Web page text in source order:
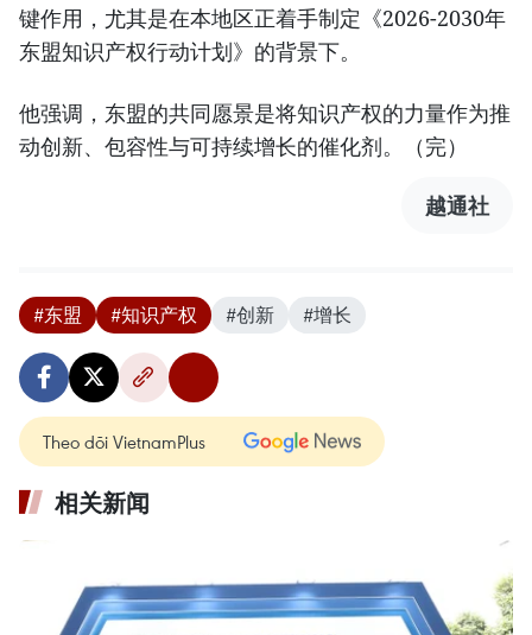
键作用，尤其是在本地区正着手制定《2026-2030年
东盟知识产权行动计划》的背景下。
他强调，东盟的共同愿景是将知识产权的力量作为推
动创新、包容性与可持续增长的催化剂。（完）
越通社
#东盟 #知识产权 #创新 #增长
Theo dõi VietnamPlus
相关新闻